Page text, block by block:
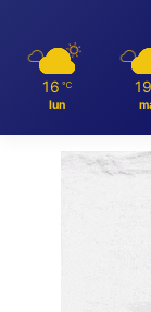
16 ℃
lun
19